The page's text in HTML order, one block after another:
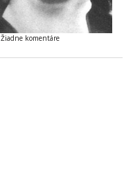
Žiadne komentáre